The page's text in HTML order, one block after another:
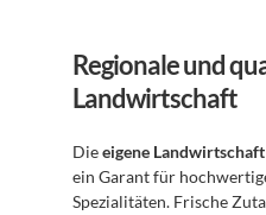
Regionale und
Landwirtschaft
Die eigene Landwirtschaft
ein Garant für
Spezialitäten. Frische